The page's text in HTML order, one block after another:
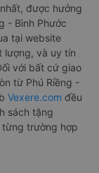
được hưởng
- Bình Phước
tại website
lượng, và uy tín
với bất cứ giao
từ Phú Riềng -
Vexere.com đều
sách tặng
từng trường hợp